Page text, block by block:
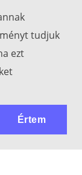
tudjuk
ezt
Értem